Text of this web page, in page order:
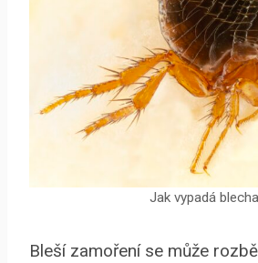
Jak vypadá blecha
Bleší zamoření se může